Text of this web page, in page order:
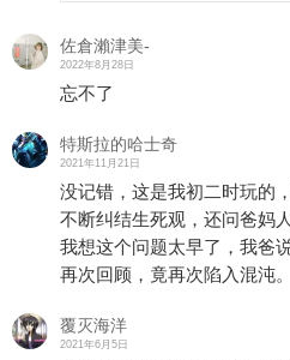
佐倉瀨津美-
2022年8月28日
忘不了
特斯拉的哈士奇
2021年11月21日
没记错，这是我初二时玩的
不断纠结生死观，还问爸妈
我想这个问题太早了，我爸
再次回顾，竟再次陷入混沌。
覆灭海洋
2021年6月5日